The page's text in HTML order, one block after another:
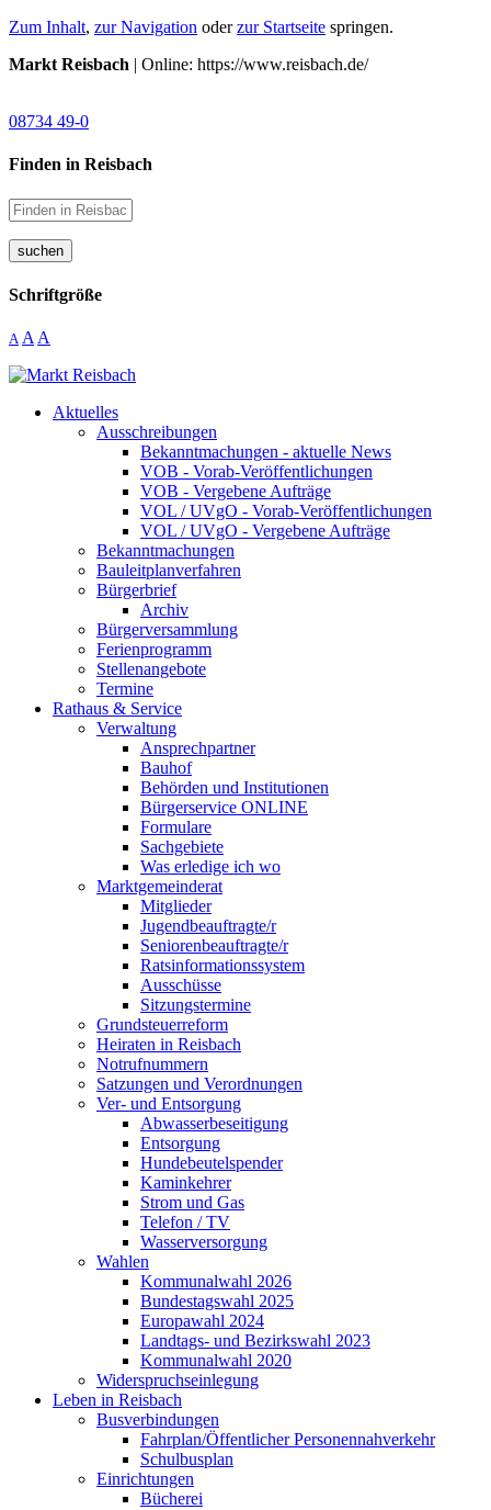
Zum Inhalt, zur Navigation oderzur Startseite springen.
Markt Reisbach | Online: https://www.reisbach.de/
08734 49-0
Finden in Reisbach
suchen
Schriftgröße
A A A
Aktuelles
Ausschreibungen
Bekanntmachungen - aktuelle News
VOB - Vorab-Veröffentlichungen
VOB - Vergebene Aufträge
VOL / UVgO - Vorab-Veröffentlichungen
VOL / UVgO - Vergebene Aufträge
Bekanntmachungen
Bauleitplanverfahren
Bürgerbrief
Archiv
Bürgerversammlung
Ferienprogramm
Stellenangebote
Termine
Rathaus & Service
Verwaltung
Ansprechpartner
Bauhof
Behörden und Institutionen
Bürgerservice ONLINE
Formulare
Sachgebiete
Was erledige ich wo
Marktgemeinderat
Mitglieder
Jugendbeauftragte/r
Seniorenbeauftragte/r
Ratsinformationssystem
Ausschüsse
Sitzungstermine
Grundsteuerreform
Heiraten in Reisbach
Notrufnummern
Satzungen und Verordnungen
Ver- und Entsorgung
Abwasserbeseitigung
Entsorgung
Hundebeutelspender
Kaminkehrer
Strom und Gas
Telefon / TV
Wasserversorgung
Wahlen
Kommunalwahl 2026
Bundestagswahl 2025
Europawahl 2024
Landtags- und Bezirkswahl 2023
Kommunalwahl 2020
Widerspruchseinlegung
Leben in Reisbach
Busverbindungen
Fahrplan/Öffentlicher Personennahverkehr
Schulbusplan
Einrichtungen
Bücherei